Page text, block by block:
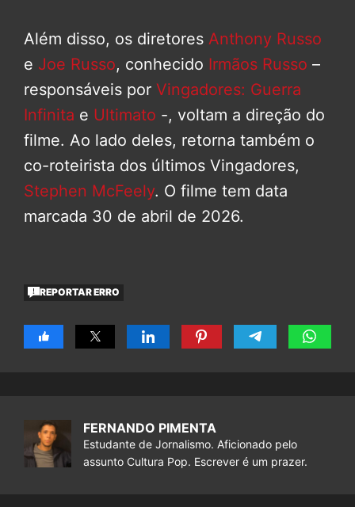
Além disso, os diretores Anthony Russo
e Joe Russo, conhecido Irmãos Russo –
responsáveis por Vingadores: Guerra
Infinita e Ultimato -, voltam a direção do
filme. Ao lado deles, retorna também o
co-roteirista dos últimos Vingadores,
Stephen McFeely. O filme tem data
marcada 30 de abril de 2026.
REPORTAR ERRO
FERNANDO PIMENTA
Estudante de Jornalismo. Aficionado pelo
assunto Cultura Pop. Escrever é um prazer.